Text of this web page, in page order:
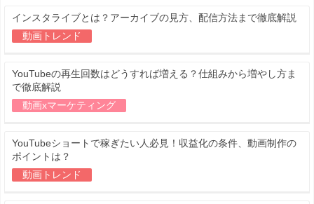
インスタライブとは？アーカイブの見方、配信方法まで徹底解説
動画トレンド
YouTubeの再生回数はどうすれば増える？仕組みから増やし方ま
で徹底解説
動画xマーケティング
YouTubeショートで稼ぎたい人必見！収益化の条件、動画制作の
ポイントは？
動画トレンド